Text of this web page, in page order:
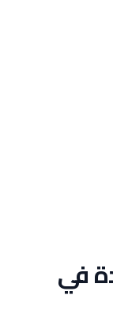
في